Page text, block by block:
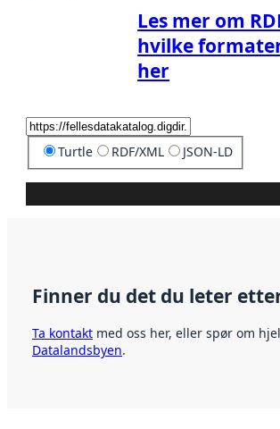
Les mer om
hvilke
her
Turtle RDF/XML JSON-LD
Finner du det du leter
Ta kontakt med oss her, eller spør om
Datalandsbyen.